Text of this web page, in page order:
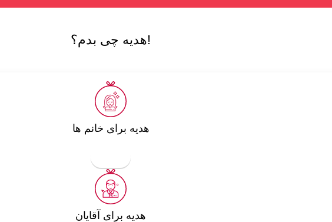
هدیه چی بدم؟!
هدیه برای خانم ها
هدیه برای آقایان